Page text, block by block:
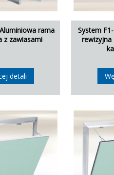
rama
z zawiasami
detali
System
rewizyjna